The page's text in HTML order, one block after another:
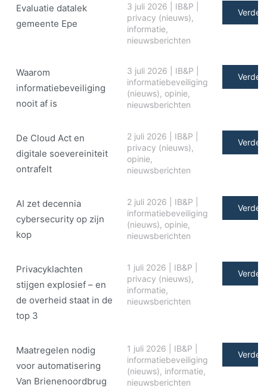
Evaluatie datalek
gemeente Epe
3 juli 2026 IB&P
privacy (nieuws),
informatie,
nieuwsberichten
Verder
Waarom
informatiebeveiliging
nooit af is
3 juli 2026 IB&P
informatiebeveiliging
(nieuws), opinie,
nieuwsberichten
Verder
De Cloud Act en
digitale soe­ve­rei­ni­teit
ontrafelt
2 juli 2026 IB&P
privacy (nieuws),
opinie,
nieuwsberichten
Verder
AI zet decennia
cybersecurity op zijn
kop
2 juli 2026 IB&P
informatiebeveiliging
(nieuws), opinie,
nieuwsberichten
Verder
Privacyklachten
stijgen explosief – en
de overheid staat in de
top 3
1 juli 2026 IB&P
privacy (nieuws),
informatie,
nieuwsberichten
Verder
Maatregelen nodig
voor automatisering
Van Brienenoordbrug
1 juli 2026 IB&P
informatiebeveiliging
(nieuws), informatie,
nieuwsberichten
Verder